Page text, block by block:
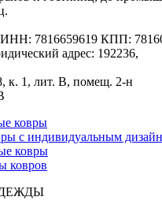
ИНН: 7816659619 КПП:
адрес: 192236,
к. 1, лит. В, помещ. 2-н
ковры
с индивидуальным
ковры
ковров